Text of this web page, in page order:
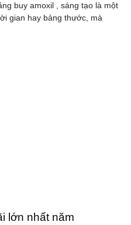
buy amoxil , sáng tạo là một
gian hay bảng thước, mà
lớn nhất năm